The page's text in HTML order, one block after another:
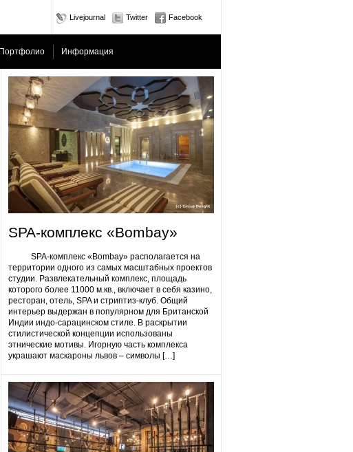
Livejournal Twitter Facebook
Портфолио Информация
SPA-комплекс «Bombay»
SPA-комплекс «Bombay» располагается на
территории одного из самых масштабных проектов
студии. Развлекательный комплекс, площадь
которого более 11000 м.кв., включает в себя казино,
ресторан, отель, SPA и стриптиз-клуб. Общий
интерьер выдержан в популярном для Британской
Индии индо-сарацинском стиле. В раскрытии
стилистической концепции использованы
этнические мотивы. Игорную часть комплекса
украшают маскароны львов – символы […]